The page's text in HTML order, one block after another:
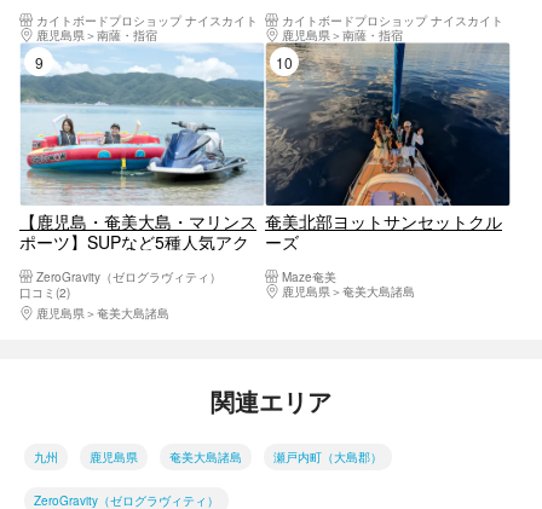
カイトボードプロショップ ナイスカイト
鹿児島県
南薩・指宿
カイトボードプロショップ ナイスカイト
鹿児島県
南薩・指宿
9位
【鹿児島・奄美大島・マリンス
ポーツ】SUPなど5種人気アク
ZeroGravity（ゼログラヴィティ）
口コミ(2)
鹿児島県
奄美大島諸島
10位
奄美北部ヨットサンセットクル
ーズ
Maze奄美
鹿児島県
奄美大島諸島
関連エリア
九州 鹿児島県 奄美大島諸島 瀬戸内町（大島郡）
ZeroGravity（ゼログラヴィティ）